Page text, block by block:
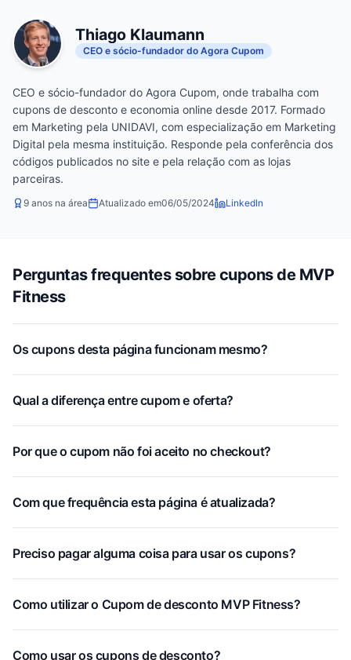
Thiago Klaumann
CEO e sócio-fundador do Agora Cupom
CEO e sócio-fundador do Agora Cupom, onde trabalha com
cupons de desconto e economia online desde 2017. Formado
em Marketing pela UNIDAVI, com especialização em Marketing
Digital pela mesma instituição. Responde pela conferência dos
códigos publicados no site e pela relação com as lojas
parceiras.
9 anos na área Atualizado em06/05/2024 LinkedIn
Perguntas frequentes sobre cupons de MVP
Fitness
Os cupons desta página funcionam mesmo?
Qual a diferença entre cupom e oferta?
Por que o cupom não foi aceito no checkout?
Com que frequência esta página é atualizada?
Preciso pagar alguma coisa para usar os cupons?
Como utilizar o Cupom de desconto MVP Fitness?
Como usar os cupons de desconto?